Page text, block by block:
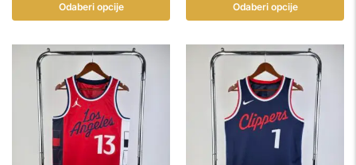
Odaberi opcije Odaberi opcije